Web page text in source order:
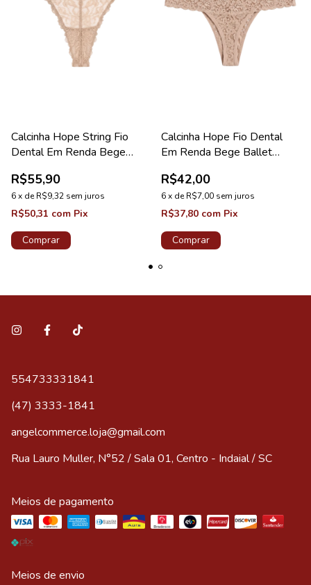
Calcinha Hope String Fio
Dental Em Renda Bege
R$55,90
6x deR$9,32 sem juros
R$50,31 com Pix
Comprar
Calcinha Hope Fio Dental
Em Renda Bege Ballet
R$42,00
6x deR$7,00 sem juros
R$37,80 com Pix
Comprar
554733331841
(47) 3333-1841
angelcommerce.loja@gmail.com
Rua Lauro Muller, N°52 / Sala 01, Centro - Indaial / SC
Meios de pagamento
Meios de envio